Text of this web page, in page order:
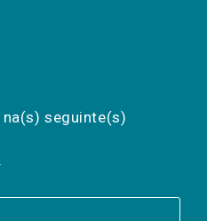
seguinte(s)